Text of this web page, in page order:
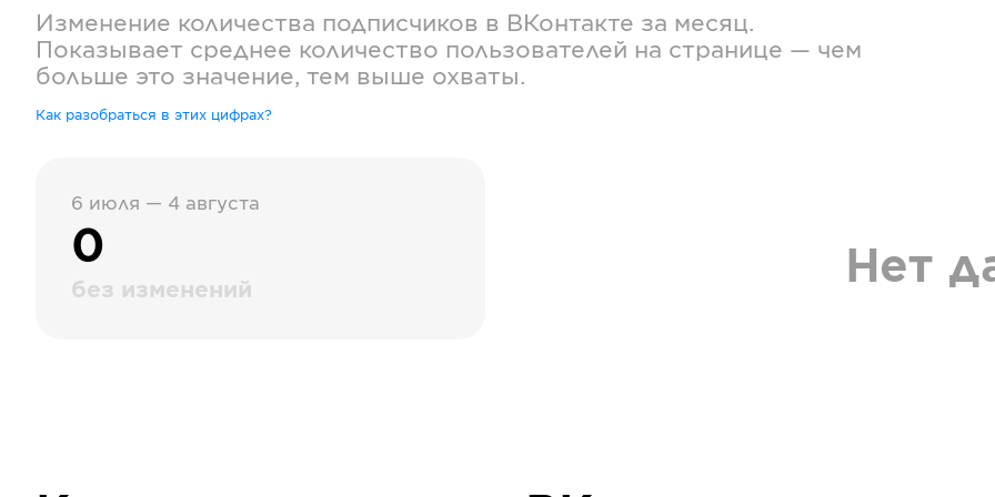
Изменение количества подписчиков в ВКонтакте за месяц.
Показывает среднее количество пользователей на странице — чем
больше это значение, тем выше охваты.
Как разобраться в этих цифрах?
6 июля — 4 августа
0
без изменений Нет